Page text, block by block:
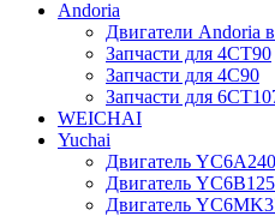
Andoria
Двигатели Andoria
Запчасти для 4CT90
Запчасти для 4С90
Запчасти для
WEICHAI
Yuchai
Двигатель
Двигатель
Двигатель